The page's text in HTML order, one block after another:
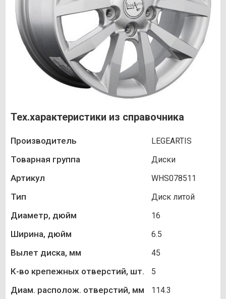
Тех.характеристики из справочника
Производитель LEGEARTIS
Товарная группа Диски
Артикул WHS078511
Тип Диск литой
Диаметр, дюйм 16
Ширина, дюйм 6.5
Вылет диска, мм 45
К-во крепежных отверстий, шт. 5
Диам. располож. отверстий, мм 114.3